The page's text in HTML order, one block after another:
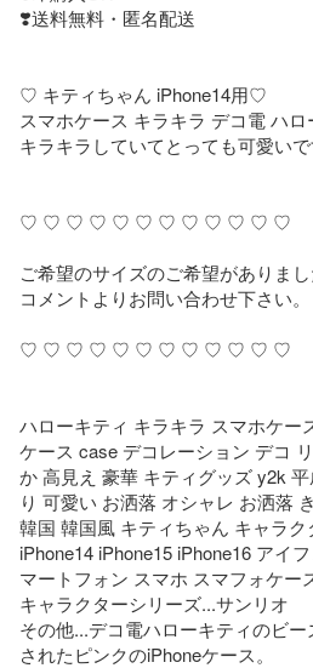
❣️送料無料・匿名配送
♡ キティちゃん iPhone14用♡
スマホケース キラキラ デコ電 ハロ
キラキラしていてとっても可愛い
♡ ♡ ♡ ♡ ♡ ♡ ♡ ♡ ♡ ♡ ♡ ♡
ご希望のサイズのご希望がありま
コメントよりお問い合わせ下さい。
♡ ♡ ♡ ♡ ♡ ♡ ♡ ♡ ♡ ♡ ♡ ♡
ハローキティ キラキラ スマホケー
ケース case デコレーション デコ
か 高見え 豪華 キティグッズ y2k
り 可愛い お洒落 オシャレ お洒落
韓国 韓国風 キティちゃん キャラク
iPhone14 iPhone15 iPhone16 アイ
マートフォン スマホ スマフォケー
キャラクターシリーズ...サンリオ
その他...デコ電ハローキティのビ
されたピンクのiPhoneケース。